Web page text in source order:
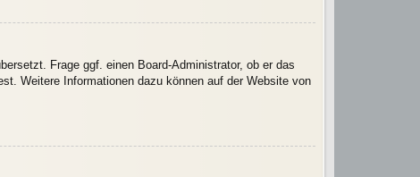
Frage ggf. einen Board-Administrator, ob er das
Weitere Informationen dazu können auf der Website von